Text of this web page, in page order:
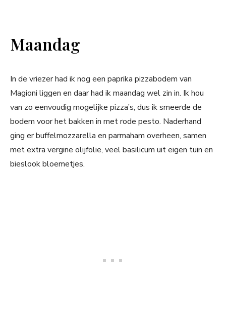
Maandag
In de vriezer had ik nog een paprika pizzabodem van
Magioni liggen en daar had ik maandag wel zin in. Ik hou
van zo eenvoudig mogelijke pizza’s, dus ik smeerde de
bodem voor het bakken in met rode pesto. Naderhand
ging er buffelmozzarella en parmaham overheen, samen
met extra vergine olijfolie, veel basilicum uit eigen tuin en
bieslook bloemetjes.